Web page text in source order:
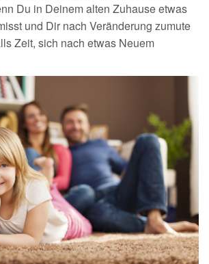
Du in Deinem alten Zuhause etwas
und Dir nach Veränderung zumute
Zeit, sich nach etwas Neuem